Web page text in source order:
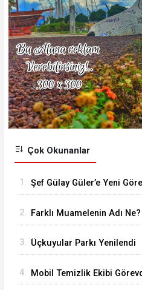
Çok Okunanlar
1. Şef Gülay Güler’e Yeni
2. Farklı Muamelenin Adı Ne?
3. Üçkuyular Parkı Yenilendi
4. Mobil Temizlik Ekibi